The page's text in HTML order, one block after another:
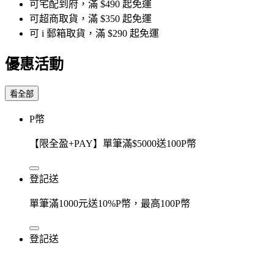
可宅配到府，滿 $490 起免運
可超商取貨，滿 $350 起免運
可 i 郵箱取貨，滿 $290 起免運
優惠活動
看全部
P幣
【限全盈+PAY】單筆滿$5000送100P幣
登記送
單筆滿1000元送10%P幣，最高100P幣
登記送